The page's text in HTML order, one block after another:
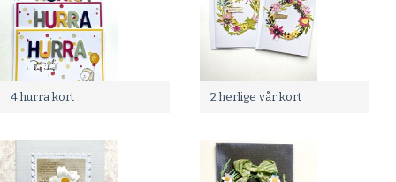
4 hurra kort 2 herlige vår kort